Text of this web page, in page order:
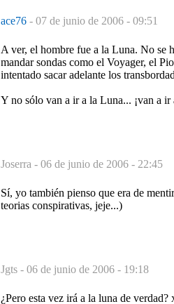
ace76 - 07 de junio de 2006 - 09:51
A ver, el hombre fue a la Luna. No se
mandar sondas como el Voyager, el
intentado sacar adelante los
Y no sólo van a ir a la Luna... ¡van a ir
Joserra - 06 de junio de 2006 - 22:45
Sí, yo también pienso que era de
teorias conspirativas, jeje...)
Jgts - 06 de junio de 2006 - 19:18
¿Pero esta vez irá a la luna de verdad?